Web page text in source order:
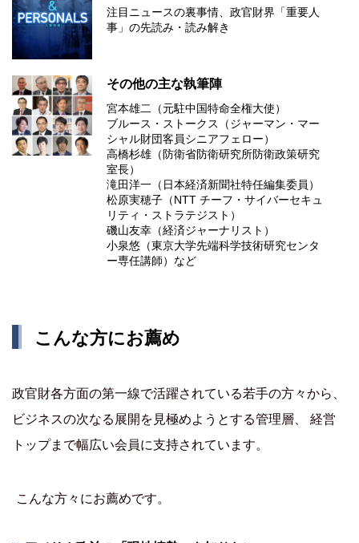
注目ニュースの裏事情、政官財界「重要人
事」の先読み・読み解き
その他の主な執筆陣
宮本雄二（元駐中国特命全権大使）
ブルース・ストークス（ジャーマン・マー
シャル財団客員シニアフェロー）
高橋杉雄（防衛省防衛研究所防衛政策研究
室長）
滝田洋一（日本経済新聞社特任編集委員）
松原実穂子（NTT チーフ・サイバーセキュ
リティ・ストラテジスト）
磯山友幸（経済ジャーナリスト）
小泉悠（東京大学先端科学技術研究センタ
ー専任講師）など
こんな方にお薦め
政官財各方面の第一線で活躍されている若手の方々から、
ビジネスの次なる展開を見極めようとする管理層、 経営
トップまで幅広い会員に支持されています。
こんな方々にお薦めです。